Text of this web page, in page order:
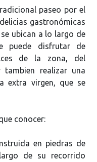
paseo por el
gastronómicas
ubican a lo largo de
puede disfrutar de
de la zona, del
realizar una
extra virgen, que se
conocer:
en piedras de
de su recorrido